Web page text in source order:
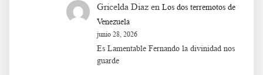
Gricelda Diaz en Los dos terremotos de
Venezuela
junio 28, 2026
Es Lamentable Fernando la divinidad nos
guarde